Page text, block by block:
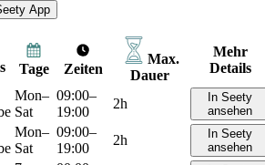
App
Tage Zeiten
Max.
Dauer
Mehr
Details
Mon–
Sat
09:00–
19:00
2h
In Seety
ansehen
Mon–
Sat
09:00–
19:00
2h
In Seety
ansehen